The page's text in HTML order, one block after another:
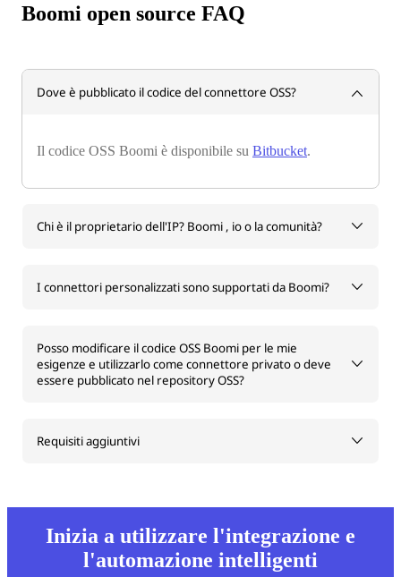
Boomi open source FAQ
Dove è pubblicato il codice del connettore OSS?
Il codice OSS Boomi è disponibile su Bitbucket.
Chi è il proprietario dell'IP? Boomi , io o la comunità?
I connettori personalizzati sono supportati da Boomi?
Posso modificare il codice OSS Boomi per le mie
esigenze e utilizzarlo come connettore privato o deve
essere pubblicato nel repository OSS?
Requisiti aggiuntivi
Inizia a utilizzare l'integrazione e
l'automazione intelligenti